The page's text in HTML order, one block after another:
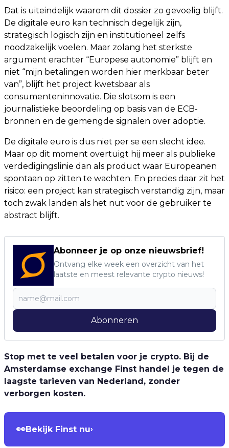
Dat is uiteindelijk waarom dit dossier zo gevoelig blijft.
De digitale euro kan technisch degelijk zijn,
strategisch logisch zijn en institutioneel zelfs
noodzakelijk voelen. Maar zolang het sterkste
argument erachter “Europese autonomie” blijft en
niet “mijn betalingen worden hier merkbaar beter
van”, blijft het project kwetsbaar als
consumenteninnovatie. Die slotsom is een
journalistieke beoordeling op basis van de ECB-
bronnen en de gemengde signalen over adoptie.
De digitale euro is dus niet per se een slecht idee.
Maar op dit moment overtuigt hij meer als publieke
verdedigingslinie dan als product waar Europeanen
spontaan op zitten te wachten. En precies daar zit het
risico: een project kan strategisch verstandig zijn, maar
toch zwak landen als het nut voor de gebruiker te
abstract blijft.
Abonneer je op onze nieuwsbrief!
Ontvang elke week een overzicht van het
laatste en meest relevante crypto nieuws!
Abonneren
Stop met te veel betalen voor je crypto. Bij de
Amsterdamse exchange Finst handel je tegen de
laagste tarieven van Nederland, zonder
verborgen kosten.
👀Bekijk Finst nu›